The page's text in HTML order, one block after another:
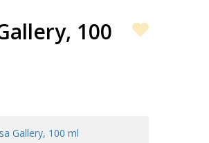
100
Gallery, 100 ml